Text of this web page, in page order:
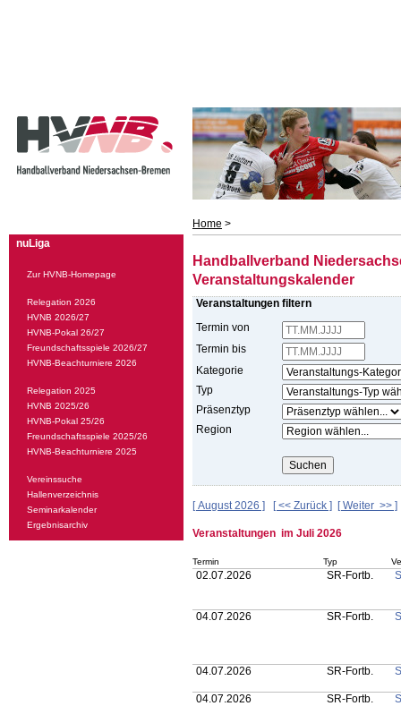
Home >
nuLiga
Zur HVNB-Homepage
Relegation 2026
HVNB 2026/27
HVNB-Pokal 26/27
Freundschaftsspiele 2026/27
HVNB-Beachturniere 2026
Relegation 2025
HVNB 2025/26
HVNB-Pokal 25/26
Freundschaftsspiele 2025/26
HVNB-Beachturniere 2025
Vereinssuche
Hallenverzeichnis
Seminarkalender
Ergebnisarchiv
Handballverband
Veranstaltungskalender
Veranstaltungen filtern
Termin von
Termin bis
Kategorie
Typ
Präsenztyp
Region
[ August 2026 ] [ << Zurück ] [ Weiter >> ]
Veranstaltungen im Juli 2026
Termin Typ
02.07.2026 SR-Fortb.
04.07.2026 SR-Fortb.
04.07.2026 SR-Fortb.
04.07.2026 SR-Fortb.